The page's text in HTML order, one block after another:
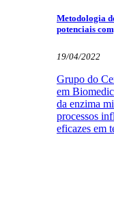
Metodologia
potenciais
19/04/2022
Grupo do
em
da enzima
processos
eficazes em